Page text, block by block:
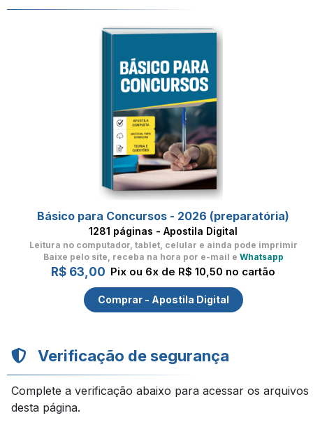
Básico para Concursos - 2026 (preparatória)
1281 páginas - Apostila Digital
Leitura no computador, tablet, celular e ainda pode imprimir
Baixe pelo site, receba na hora por e-mail e Whatsapp
R$ 63,00 Pix ou 6x de R$ 10,50 no cartão
Comprar - Apostila Digital
Verificação de segurança
Complete a verificação abaixo para acessar os arquivos
desta página.